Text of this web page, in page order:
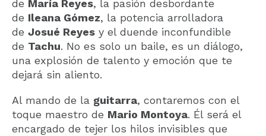
de María Reyes, la pasión desbordante
de Ileana Gómez, la potencia arrolladora
de Josué Reyes y el duende inconfundible
de Tachu. No es solo un baile, es un diálogo,
una explosión de talento y emoción que te
dejará sin aliento.
Al mando de la guitarra, contaremos con el
toque maestro de Mario Montoya. Él será el
encargado de tejer los hilos invisibles que